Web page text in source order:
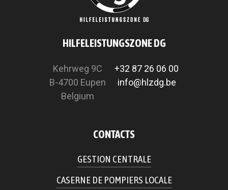
HILFELEISTUNGSZONE DG
Kehrweg 9C
B-4700 Eupen
Belgium
+32 87 26 06 00
info@hlzdg.be
CONTACTS
GESTION CENTRALE
CASERNE DE POMPIERS LOCALE